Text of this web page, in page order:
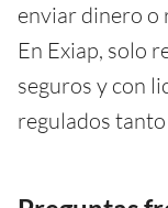
enviar dinero o
En Exiap, solo
seguros y con
regulados